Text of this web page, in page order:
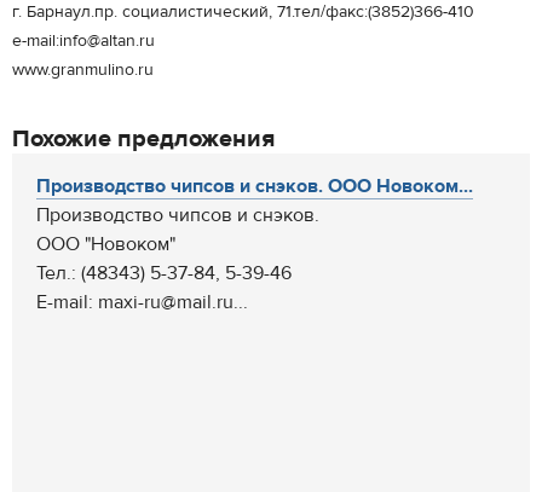
г. Барнаул.пр. социалистический, 71.тел/факс:(3852)366-410
e-mail:info@altan.ru
www.granmulino.ru
Похожие предложения
Производство чипсов и снэков. ООО Новоком...
Производство чипсов и снэков.
ООО "Новоком"
Тел.: (48343) 5-37-84, 5-39-46
E-mail: maxi-ru@mail.ru...